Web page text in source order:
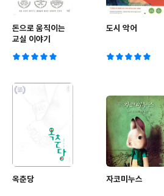
돈으로 움직이는
교실 이야기
도시 악어
옥춘당 자코미누스